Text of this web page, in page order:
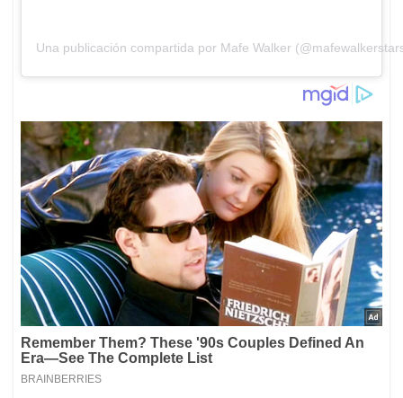
Una publicación compartida por Mafe Walker